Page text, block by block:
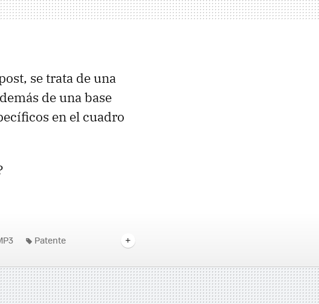
se trata de una
de una base
en el cuadro
Patente